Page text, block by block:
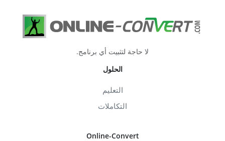
لا حاجة لتثبيت أي برنامج.
الحلول
التعليم
التكاملات
Online-Convert